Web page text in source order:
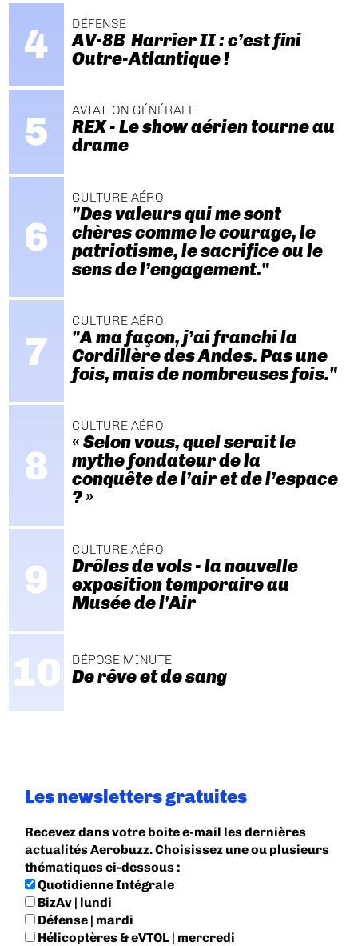
DÉFENSE
AV-8B Harrier II : c’est fini
Outre-Atlantique !
AVIATION GÉNÉRALE
REX - Le show aérien tourne au
drame
CULTURE AÉRO
"Des valeurs qui me sont
chères comme le courage, le
patriotisme, le sacrifice ou le
sens de l’engagement."
CULTURE AÉRO
"A ma façon, j’ai franchi la
Cordillère des Andes. Pas une
fois, mais de nombreuses fois."
CULTURE AÉRO
« Selon vous, quel serait le
mythe fondateur de la
conquête de l’air et de l’espace
? »
CULTURE AÉRO
Drôles de vols - la nouvelle
exposition temporaire au
Musée de l'Air
DÉPOSE MINUTE
De rêve et de sang
Les newsletters gratuites
Recevez dans votre boite e-mail les dernières
actualités Aerobuzz. Choisissez une ou plusieurs
thématiques ci-dessous :
Quotidienne Intégrale
BizAv | lundi
Défense | mardi
Hélicoptères & eVTOL | mercredi